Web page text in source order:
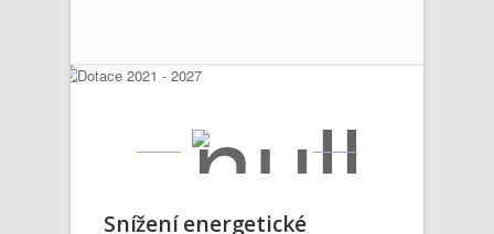
Snížení energetické